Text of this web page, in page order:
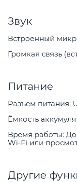
Звук
Встроенный
Громкая связь
Питание
Разъем питания:
Ёмкость
Время работы: До
Wi-Fi или
Другие